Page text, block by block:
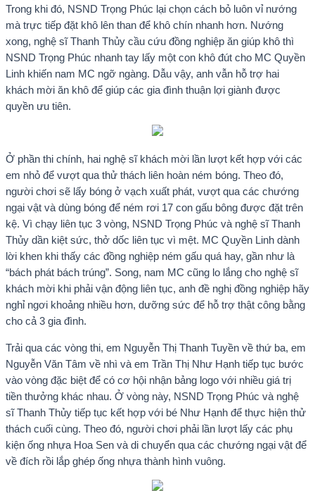
Trong khi đó, NSND Trọng Phúc lại chọn cách bỏ luôn vỉ nướng
mà trực tiếp đặt khô lên than để khô chín nhanh hơn. Nướng
xong, nghệ sĩ Thanh Thủy cầu cứu đồng nghiệp ăn giúp khô thì
NSND Trọng Phúc nhanh tay lấy một con khô đút cho MC Quyền
Linh khiến nam MC ngỡ ngàng. Dẫu vậy, anh vẫn hỗ trợ hai
khách mời ăn khô để giúp các gia đình thuận lợi giành được
quyền ưu tiên.
Ở phần thi chính, hai nghệ sĩ khách mời lần lượt kết hợp với các
em nhỏ để vượt qua thử thách liên hoàn ném bóng. Theo đó,
người chơi sẽ lấy bóng ở vạch xuất phát, vượt qua các chướng
ngại vật và dùng bóng để ném rơi 17 con gấu bông được đặt trên
kệ. Vì chạy liên tục 3 vòng, NSND Trọng Phúc và nghệ sĩ Thanh
Thủy dần kiệt sức, thở dốc liên tục vì mệt. MC Quyền Linh dành
lời khen khi thấy các đồng nghiệp ném gấu quá hay, gần như là
“bách phát bách trúng”. Song, nam MC cũng lo lắng cho nghệ sĩ
khách mời khi phải vận động liên tục, anh đề nghị đồng nghiệp hãy
nghỉ ngơi khoảng nhiều hơn, dưỡng sức để hỗ trợ thật công bằng
cho cả 3 gia đình.
Trải qua các vòng thi, em Nguyễn Thị Thanh Tuyền về thứ ba, em
Nguyễn Văn Tâm về nhì và em Trần Thị Như Hạnh tiếp tục bước
vào vòng đặc biệt để có cơ hội nhận bảng logo với nhiều giá trị
tiền thưởng khác nhau. Ở vòng này, NSND Trọng Phúc và nghệ
sĩ Thanh Thủy tiếp tục kết hợp với bé Như Hạnh để thực hiện thử
thách cuối cùng. Theo đó, người chơi phải lần lượt lấy các phụ
kiện ống nhựa Hoa Sen và di chuyển qua các chướng ngại vật để
về đích rồi lắp ghép ống nhựa thành hình vuông.